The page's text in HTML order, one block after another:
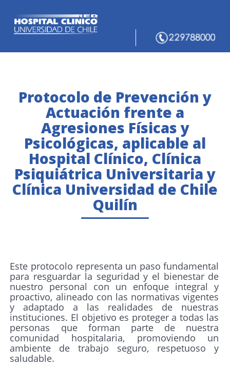
Protocolo de Prevención y
Actuación frente a
Agresiones Físicas y
Psicológicas, aplicable al
Hospital Clínico, Clínica
Psiquiátrica Universitaria y
Clínica Universidad de Chile
Quilín
Este protocolo representa un paso fundamental
para resguardar la seguridad y el bienestar de
nuestro personal con un enfoque integral y
proactivo, alineado con las normativas vigentes
y adaptado a las realidades de nuestras
instituciones. El objetivo es proteger a todas las
personas que forman parte de nuestra
comunidad hospitalaria, promoviendo un
ambiente de trabajo seguro, respetuoso y
saludable.